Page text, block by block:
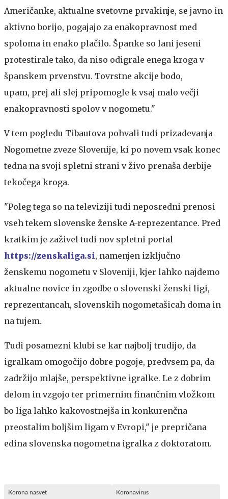
Američanke, aktualne svetovne prvakinje, se javno in
aktivno borijo, pogajajo za enakopravnost med
spoloma in enako plačilo. Španke so lani jeseni
protestirale tako, da niso odigrale enega kroga v
španskem prvenstvu. Tovrstne akcije bodo,
upam, prej ali slej pripomogle k vsaj malo večji
enakopravnosti spolov v nogometu."
V tem pogledu Tibautova pohvali tudi prizadevanja
Nogometne zveze Slovenije, ki po novem vsak konec
tedna na svoji spletni strani v živo prenaša derbije
tekočega kroga.
"Poleg tega so na televiziji tudi neposredni prenosi
vseh tekem slovenske ženske A-reprezentance. Pred
kratkim je zaživel tudi nov spletni portal
https://zenskaliga.si, namenjen izključno
ženskemu nogometu v Sloveniji, kjer lahko najdemo
aktualne novice in zgodbe o slovenski ženski ligi,
reprezentancah, slovenskih nogometašicah doma in
na tujem.
Tudi posamezni klubi se kar najbolj trudijo, da
igralkam omogočijo dobre pogoje, predvsem pa, da
zadržijo mlajše, perspektivne igralke. Le z dobrim
delom in vzgojo ter primernim finančnim vložkom
bo liga lahko kakovostnejša in konkurenčna
preostalim boljšim ligam v Evropi," je prepričana
edina slovenska nogometna igralka z doktoratom.
Korona nasvet Koronavirus